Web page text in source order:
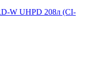
W UHPD 208л (CI-